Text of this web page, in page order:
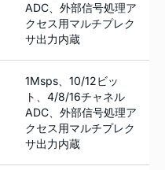
ADC、外部信号処理ア
クセス用マルチプレク
サ出力内蔵
1Msps、10/12ビッ
ト、4/8/16チャネル
ADC、外部信号処理ア
クセス用マルチプレク
サ出力内蔵